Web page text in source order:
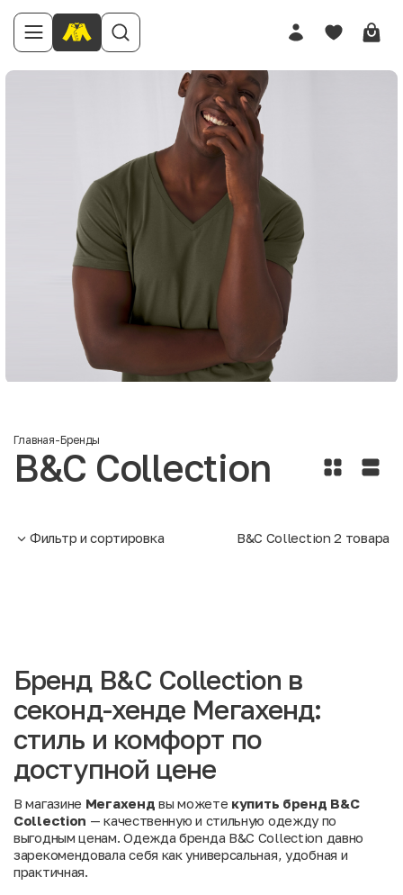
Главная-Бренды
B&C Collection
Фильтр и сортировка B&C Collection2 товара
Бренд B&C Collection в
секонд-хенде Мегахенд:
стиль и комфорт по
доступной цене
В магазине Мегахенд вы можете купить бренд B&C
Collection — качественную и стильную одежду по
выгодным ценам. Одежда бренда B&C Collection давно
зарекомендовала себя как универсальная, удобная и
практичная.